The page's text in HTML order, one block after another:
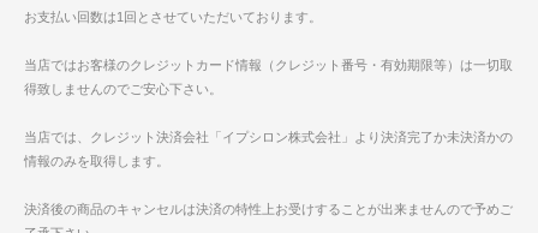
お支払い回数は1回とさせていただいております。
当店ではお客様のクレジットカード情報（クレジット番号・有効期限等）は一切取
得致しませんのでご安心下さい。
当店では、クレジット決済会社「イプシロン株式会社」より決済完了か未決済かの
情報のみを取得します。
決済後の商品のキャンセルは決済の特性上お受けすることが出来ませんので予めご